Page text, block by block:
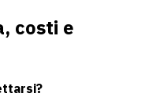
costi e